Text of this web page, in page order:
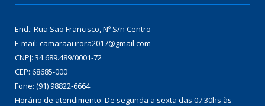
End.: Rua São Francisco, Nº S/n Centro
E-mail: camaraaurora2017@gmail.com
CNPJ: 34.689.489/0001-72
CEP: 68685-000
Fone: (91) 98822-6664
Horário de atendimento: De segunda a sexta das 07:30hs às